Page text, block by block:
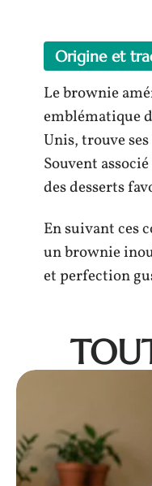
Origine et
Le brownie
emblématique
Unis, trouve
Souvent
des desserts
En suivant ces
un brownie
et perfection